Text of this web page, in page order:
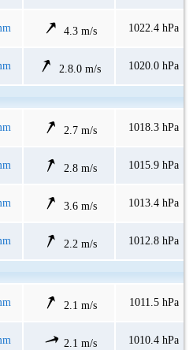
4.3 m/s 1022.4 hPa
2.8.0 m/s 1020.0 hPa
2.7 m/s 1018.3 hPa
2.8 m/s 1015.9 hPa
3.6 m/s 1013.4 hPa
2.2 m/s 1012.8 hPa
2.1 m/s 1011.5 hPa
2.1 m/s 1010.4 hPa